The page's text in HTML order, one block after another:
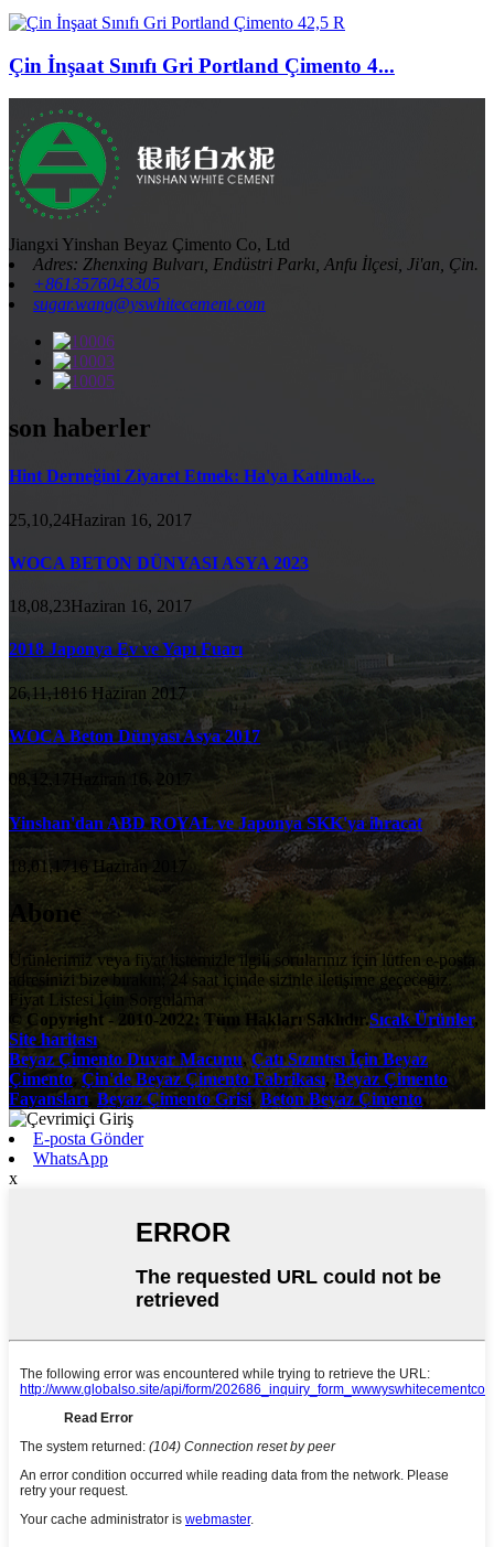
Çin İnşaat Sınıfı Gri Portland Çimento 4...
Jiangxi Yinshan Beyaz Çimento Co, Ltd
Adres: Zhenxing Bulvarı, Endüstri Parkı, Anfu İlçesi, Ji'an, Çin.
+8613576043305
sugar.wang@yswhitecement.com
son haberler
Hint Derneğini Ziyaret Etmek: Ha'ya Katılmak...
25,10,24Haziran 16, 2017
WOCA BETON DÜNYASI ASYA 2023
18,08,23Haziran 16, 2017
2018 Japonya Ev ve Yapı Fuarı
26,11,1816 Haziran 2017
WOCA Beton Dünyası Asya 2017
08,12,17Haziran 16, 2017
Yinshan'dan ABD ROYAL ve Japonya SKK'ya ihracat
18,01,1716 Haziran 2017
Abone
Ürünlerimiz veya fiyat listemizle ilgili sorularınız için lütfen e-posta
adresinizi bize bırakın; 24 saat içinde sizinle iletişime geçeceğiz.
Fiyat Listesi İçin Sorgulama
© Copyright - 2010-2022: Tüm Hakları Saklıdır.Sıcak Ürünler,
Site haritası
Beyaz Çimento Duvar Macunu,Çatı Sızıntısı İçin Beyaz
Çimento,Çin'de Beyaz Çimento Fabrikası, Beyaz Çimento
Fayansları, Beyaz Çimento Grisi, Beton Beyaz Çimento,
E-posta Gönder
WhatsApp
x